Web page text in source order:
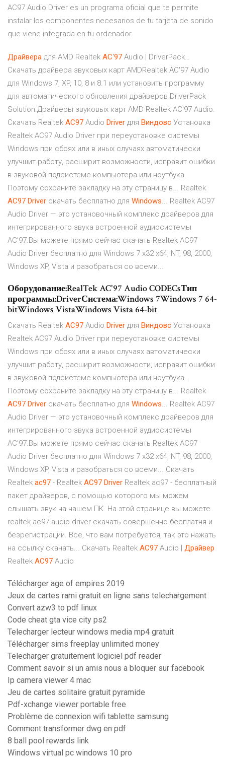
AC97 Audio Driver es un programa oficial que te permite
instalar los componentes necesarios de tu tarjeta de sonido
que viene integrada en tu ordenador.
Драйвера для AMD Realtek AC'97 Audio | DriverPack…
Скачать драйвера звуковых карт AMDRealtek AC'97 Audio
для Windows 7, XP, 10, 8 и 8.1 или установить программу
для автоматического обновления драйверов DriverPack
Solution.Драйверы звуковых карт AMD Realtek AC'97 Audio.
Скачать Realtek AC97 Audio Driver для Виндовс Установка
Realtek AC97 Audio Driver при переустановке системы
Windows при сбоях или в иных случаях автоматически
улучшит работу, расширит возможности, исправит ошибки
в звуковой подсистеме компьютера или ноутбука.
Поэтому сохраните закладку на эту страницу в... Realtek
AC97 Driver скачать бесплатно для Windows... Realtek AC97
Audio Driver — это установочный комплекс драйверов для
интегрированного звука встроенной аудиосистемы
AC’97.Вы можете прямо сейчас скачать Realtek AC97
Audio Driver бесплатно для Windows 7 x32 x64, NT, 98, 2000,
Windows XP, Vista и разобраться со всеми...
Оборудование:RealTek AC'97 Audio CODECsТип
программы:DriverСистема:Windows 7Windows 7 64-
bitWindows VistaWindows Vista 64-bit
Скачать Realtek AC97 Audio Driver для Виндовс Установка
Realtek AC97 Audio Driver при переустановке системы
Windows при сбоях или в иных случаях автоматически
улучшит работу, расширит возможности, исправит ошибки
в звуковой подсистеме компьютера или ноутбука.
Поэтому сохраните закладку на эту страницу в... Realtek
AC97 Driver скачать бесплатно для Windows... Realtek AC97
Audio Driver — это установочный комплекс драйверов для
интегрированного звука встроенной аудиосистемы
AC’97.Вы можете прямо сейчас скачать Realtek AC97
Audio Driver бесплатно для Windows 7 x32 x64, NT, 98, 2000,
Windows XP, Vista и разобраться со всеми... Скачать
Realtek ac97 - Realtek AC97 Driver Realtek ac97 - бесплатный
пакет драйверов, с помощью которого мы можем
слышать звук на нашем ПК. На этой странице вы можете
realtek ac97 audio driver скачать совершенно бесплатня и
безрегистрации. Все, что вам потребуется, так это нажать
на ссылку скачать... Скачать Realtek AC97 Audio | Драйвер
Realtek AC97 Audio
Télécharger age of empires 2019
Jeux de cartes rami gratuit en ligne sans telechargement
Convert azw3 to pdf linux
Code cheat gta vice city ps2
Telecharger lecteur windows media mp4 gratuit
Télécharger sims freeplay unlimited money
Telecharger gratuitement logiciel pdf reader
Comment savoir si un amis nous a bloquer sur facebook
Ip camera viewer 4 mac
Jeu de cartes solitaire gratuit pyramide
Pdf-xchange viewer portable free
Problème de connexion wifi tablette samsung
Comment transformer dwg en pdf
8 ball pool rewards link
Windows virtual pc windows 10 pro